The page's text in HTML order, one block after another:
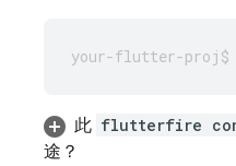
此 flutterfire
途？